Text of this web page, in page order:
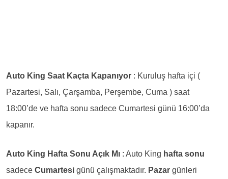
Auto King Saat Kaçta Kapanıyor : Kuruluş hafta içi (
Pazartesi, Salı, Çarşamba, Perşembe, Cuma ) saat
18:00’de ve hafta sonu sadece Cumartesi günü 16:00’da
kapanır.
Auto King Hafta Sonu Açık Mı : Auto King hafta sonu
sadece Cumartesi günü çalışmaktadır. Pazar günleri